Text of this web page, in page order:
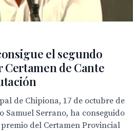
el segundo
de Cante
de Chipiona, 17 de octubre de
Samuel Serrano, ha conseguido
del Certamen Provincial